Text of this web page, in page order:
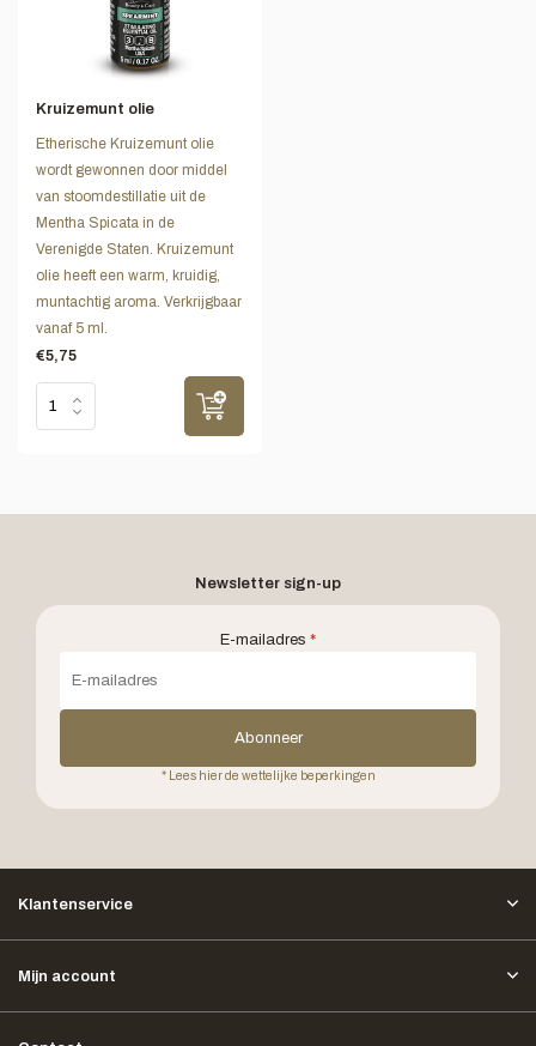
Kruizemunt olie
Etherische Kruizemunt olie
wordt gewonnen door middel
van stoomdestillatie uit de
Mentha Spicata in de
Verenigde Staten. Kruizemunt
olie heeft een warm, kruidig,
muntachtig aroma. Verkrijgbaar
vanaf 5 ml.
€5,75
Newsletter sign-up
E-mailadres *
Abonneer
* Lees hier de wettelijke beperkingen
Klantenservice
Mijn account